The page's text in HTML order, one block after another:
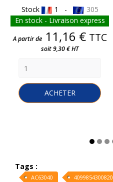
Stock
1 -
305
En stock - Livraison express
Prix
A partir de 11,16 € TTC
soit 9,30 € HT
ACHETER
Tags :
AC63040 4099854300820